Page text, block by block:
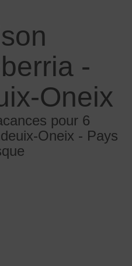
-
Oneix
pour 6
Oneix - Pays